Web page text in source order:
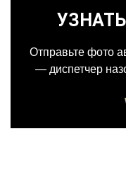
Отправьте фото
— диспетчер